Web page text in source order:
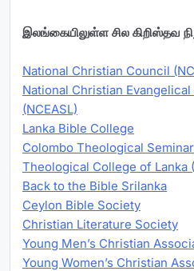
இலங்கையிலுள்ள சில கிறிஸ்தவ
National Christian Council
National Christian
(NCEASL)
Lanka Bible College
Colombo Theological
Theological College of Lanka
Back to the Bible Srilanka
Ceylon Bible Society
Christian Literature Society
Young Men’s Christian
Young Women’s Christian